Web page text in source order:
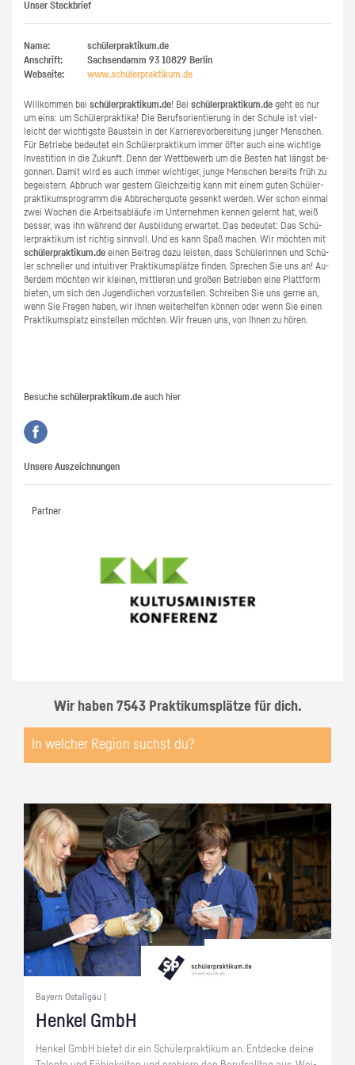
Unser Steckbrief
Name:
schülerpraktikum.de
Anschrift:
Sachsendamm 93 10829 Berlin
Webseite:
www.​schüler​prak​tiku​m.​de
Will­kom­men bei schü­ler­prak­ti­kum.de! Bei schü­ler­prak­ti­kum.de geht es nur
um eins: um Schü­ler­prak­ti­ka! Die Be­rufs­ori­en­tie­rung in der Schu­le ist viel­
leicht der wich­tigs­te Bau­stein in der Kar­rie­re­vor­be­rei­tung jun­ger Men­schen.
Für Be­trie­be be­deu­tet ein Schü­ler­prak­ti­kum immer öfter auch eine wich­ti­ge
In­ves­ti­ti­on in die Zu­kunft. Denn der Wett­be­werb um die Bes­ten hat längst be­
gon­nen. Damit wird es auch immer wich­ti­ger, junge Men­schen be­reits früh zu
be­geis­tern. Ab­bruch war ges­tern Gleich­zei­tig kann mit einem guten Schü­ler­
prak­ti­kums­pro­gramm die Ab­bre­cher­quo­te ge­senkt wer­den. Wer schon ein­mal
zwei Wo­chen die Ar­beits­ab­läu­fe im Un­ter­neh­men ken­nen ge­lernt hat, weiß
bes­ser, was ihn wäh­rend der Aus­bil­dung er­war­tet. Das be­deu­tet: Das Schü­
ler­prak­ti­kum ist rich­tig sinn­voll. Und es kann Spaß ma­chen. Wir möch­ten mit
schü­ler­prak­ti­kum.de einen Bei­trag dazu leis­ten, dass Schü­le­rin­nen und Schü­
ler schnel­ler und in­tui­ti­ver Prak­ti­kums­plät­ze fin­den. Spre­chen Sie uns an! Au­
ßer­dem möch­ten wir klei­nen, mitt­le­ren und gro­ßen Be­trie­ben eine Platt­form
bie­ten, um sich den Ju­gend­li­chen vor­zu­stel­len. Schrei­ben Sie uns gerne an,
wenn Sie Fra­gen haben, wir Ihnen wei­ter­hel­fen kön­nen oder wenn Sie einen
Prak­ti­kums­platz ein­stel­len möch­ten. Wir freu­en uns, von Ihnen zu hören.
Besuche schülerpraktikum.de auch hier
Unsere Auszeichnungen
Partner
Wir haben 7543 Praktikumsplätze für dich.
Bayern Ostallgäu |
Hen­kel GmbH
Hen­kel GmbH bie­tet dir ein Schü­ler­prak­ti­kum an. Ent­de­cke deine